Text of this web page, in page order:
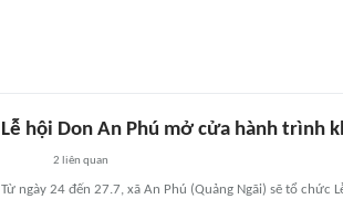
Lễ hội Don An Phú mở cửa hành trình
2 liên quan
Từ ngày 24 đến 27.7, xã An Phú (Quảng Ngãi) sẽ tổ chức